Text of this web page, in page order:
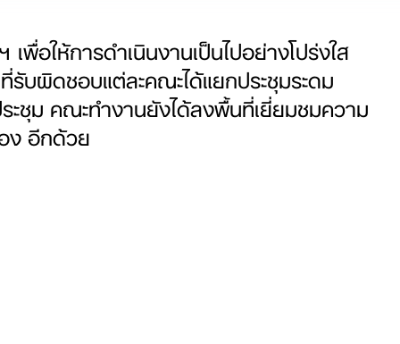
พื่อให้การดำเนินงานเป็นไปอย่างโปร่งใส
รับผิดชอบแต่ละคณะได้แยกประชุมระดม
ะชุม คณะทำงานยังได้ลงพื้นที่เยี่ยมชมความ
ง อีกด้วย